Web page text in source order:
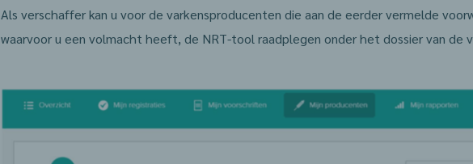
Als verschaffer kan u voor de varkensproducenten die aan de eerder vermelde
waarvoor u een volmacht heeft, de NRT-tool raadplegen onder het dossier van de